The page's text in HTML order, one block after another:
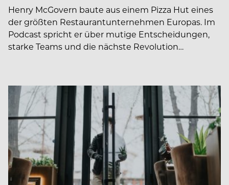
Henry McGovern baute aus einem Pizza Hut eines
der größten Restaurantunternehmen Europas. Im
Podcast spricht er über mutige Entscheidungen,
starke Teams und die nächste Revolution…